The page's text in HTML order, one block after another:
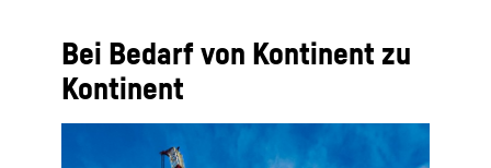
Bei Bedarf von Kontinent zu
Kontinent